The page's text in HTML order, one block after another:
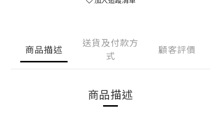
商品描述
送貨及付款方
式
顧客評價
商品描述